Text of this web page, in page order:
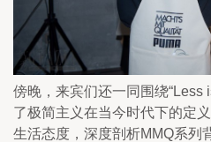
傍晚，来宾们还一同围绕“Less
了极简主义在当今时代下的定
生活态度，深度剖析MMQ系列